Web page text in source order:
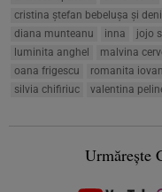
cristina ștefan bebelușa și
diana munteanu
inna jojo
luminita anghel
malvina
oana frigescu
romanita iovan
silvia chifiriuc
valentina
Urmărește